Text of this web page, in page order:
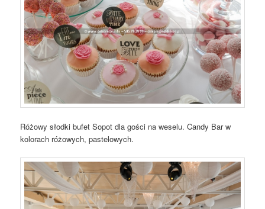
Różowy słodki bufet Sopot dla gości na weselu. Candy Bar w
kolorach różowych, pastelowych.